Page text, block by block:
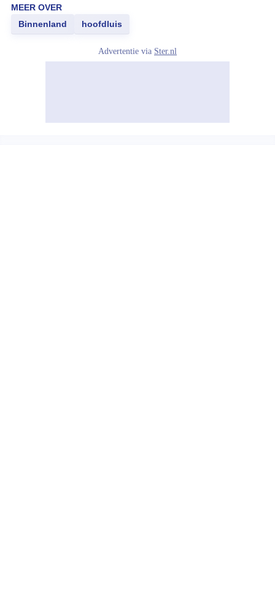
MEER OVER
Binnenland
hoofdluis
Advertentie via Ster.nl